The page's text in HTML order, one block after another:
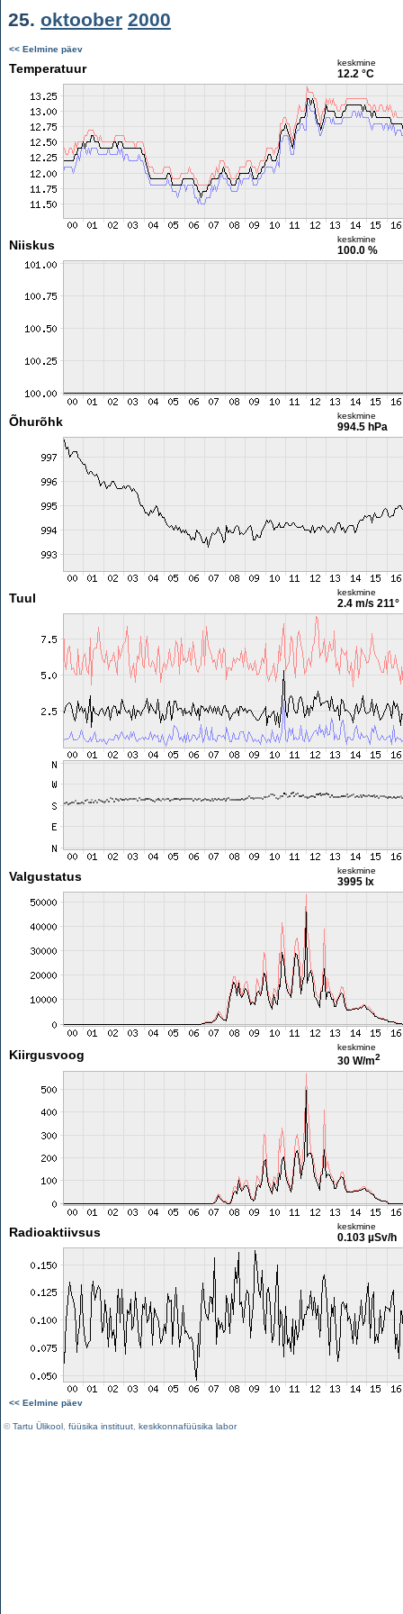
25. oktoober 2000
<< Eelmine päev
Temperatuur keskmine
12.2 °C
Niiskus keskmine
100.0 %
Õhurõhk keskmine
994.5 hPa
Tuul keskmine
2.4 m/s 211°
Valgustatus keskmine
3995 lx
Kiirgusvoog
keskmine
30 W/m2
Radioaktiivsus keskmine
0.103 µSv/h
<< Eelmine päev
©Tartu Ülikool füüsika instituut keskkonnafüüsika labor